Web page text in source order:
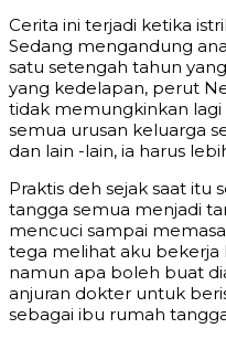
Cerita ini terjadi ketika
Sedang mengandung
satu setengah tahun
yang kedelapan, perut
tidak memungkinkan
semua urusan keluarga
dan lain -lain, ia harus
Praktis deh sejak saat itu
tangga semua menjadi
mencuci sampai
tega melihat aku bekerja
namun apa boleh buat
anjuran dokter untuk
sebagai ibu rumah